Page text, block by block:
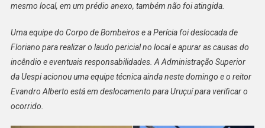
mesmo local, em um prédio anexo, também não foi atingida.
Uma equipe do Corpo de Bombeiros e a Perícia foi deslocada de
Floriano para realizar o laudo pericial no local e apurar as causas do
incêndio e eventuais responsabilidades. A Administração Superior
da Uespi acionou uma equipe técnica ainda neste domingo e o reitor
Evandro Alberto está em deslocamento para Uruçuí para verificar o
ocorrido.